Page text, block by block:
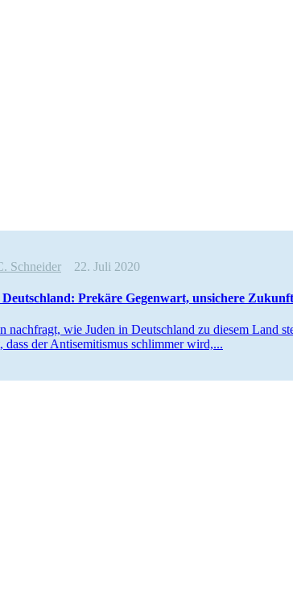
Schneider 22. Juli 2020
Prekäre Gegenwart, unsichere Zukunft
nachfragt, wie Juden in Deutschland zu diesem Land
dass der Antise­mi­tismus schlimmer wird,...